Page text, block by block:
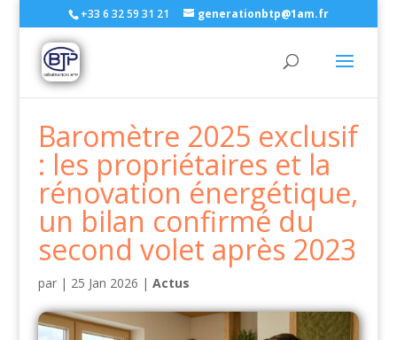
+33 6 32 59 31 21 generationbtp@1am.fr
Baromètre 2025 exclusif
: les propriétaires et la
rénovation énergétique,
un bilan confirmé du
second volet après 2023
par | 25 Jan 2026 | Actus